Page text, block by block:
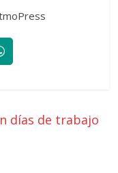
días de trabajo